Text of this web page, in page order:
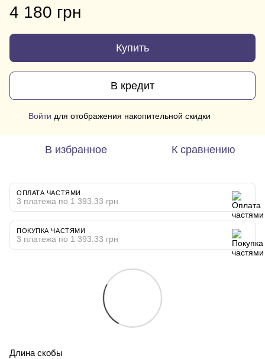
4 180 грн
Купить
В кредит
Войти для отображения накопительной скидки
В избранное К сравнению
ОПЛАТА ЧАСТЯМИ
3 платежа по 1 393.33 грн
ПОКУПКА ЧАСТЯМИ
3 платежа по 1 393.33 грн
Длина скобы